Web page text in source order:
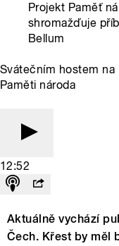
Projekt Paměť
shromažďuje
Bellum
Svátečním hostem na
Paměti národa
12:52
Aktuálně vychází
Čech. Křest by měl